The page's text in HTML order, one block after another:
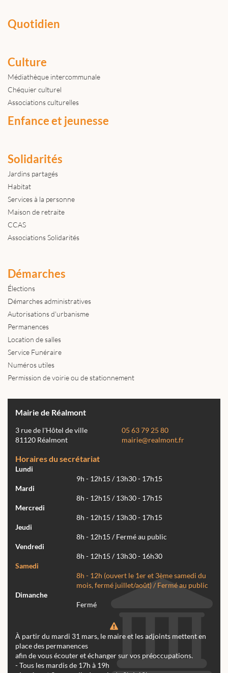
Quotidien
Culture
Médiathèque intercommunale
Chéquier culturel
Associations culturelles
Enfance et jeunesse
Solidarités
Jardins partagés
Habitat
Services à la personne
Maison de retraite
CCAS
Associations Solidarités
Démarches
Élections
Démarches administratives
Autorisations d'urbanisme
Permanences
Location de salles
Service Funéraire
Numéros utiles
Permission de voirie ou de stationnement
Mairie de Réalmont
3 rue de l'Hôtel de ville
81120 Réalmont
05 63 79 25 80
mairie@realmont.fr
Horaires du secrétariat
Lundi
9h - 12h15 / 13h30 - 17h15
Mardi
8h - 12h15 / 13h30 - 17h15
Mercredi
8h - 12h15 / 13h30 - 17h15
Jeudi
8h - 12h15 / Fermé au public
Vendredi
8h - 12h15 / 13h30 - 16h30
Samedi
8h - 12h (ouvert le 1er et 3ème samedi du
mois, fermé juillet/août) / Fermé au public
Dimanche
Fermé
À partir du mardi 31 mars, le maire et les adjoints mettent en
place des permanences
afin de vous écouter et échanger sur vos préoccupations.
- Tous les mardis de 17h à 19h